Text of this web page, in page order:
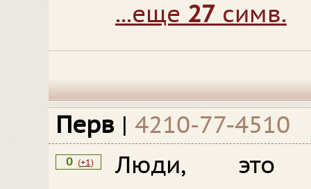
...еще 27 симв.
Перв | 4210-77-4510
0 (+1)
Люди, это